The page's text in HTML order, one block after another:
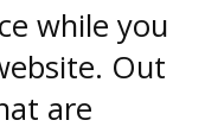
while you
Out
are